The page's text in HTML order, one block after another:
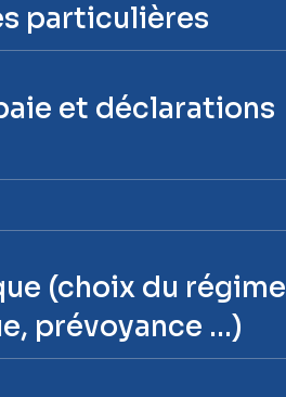
particulières
et déclarations
(choix du régime
prévoyance …)